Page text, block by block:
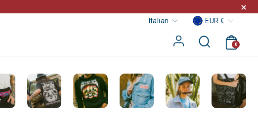
Lingua
Italian EUR €
Accedi Ricerca
0